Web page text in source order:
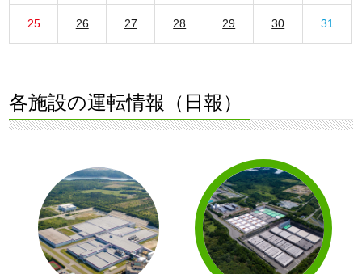
25 26 27 28 29 30 31
各施設の運転情報（日報）